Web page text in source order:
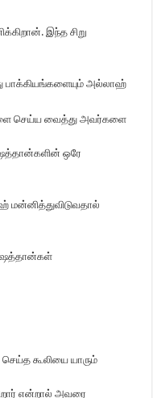
இந்த சிறு
பாக்கியங்களையும் அல்லாஹ்
செய்ய வைத்து அவர்களை
ஒரே
மன்னித்துவிடுவதால்
ஷைத்தான்கள்
கூலியை யாரும்
என்றால் அவரை